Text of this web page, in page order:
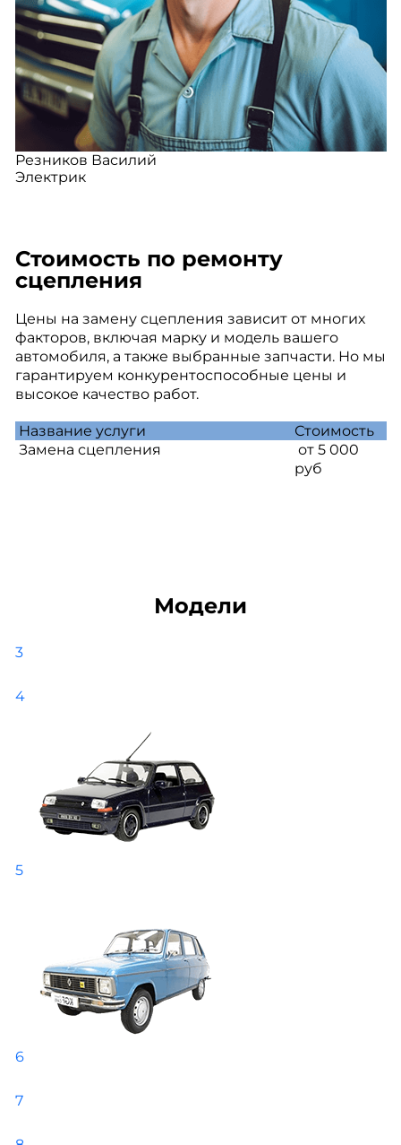
Резников Василий
Электрик
Стоимость по ремонту
сцепления
Цены на замену сцепления зависит от многих
факторов, включая марку и модель вашего
автомобиля, а также выбранные запчасти. Но мы
гарантируем конкурентоспособные цены и
высокое качество работ.
Название услуги
Стоимость
Замена сцепления
от 5 000
руб
Модели
3
4
5
6
7